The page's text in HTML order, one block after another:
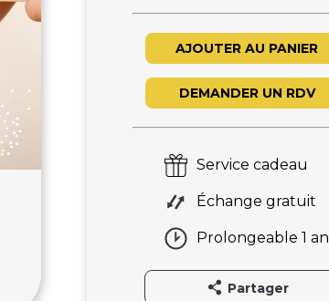
AJOUTER AU PANIER
DEMANDER UN RDV
Service cadeau
Échange gratuit
Prolongeable 1 an
Partager